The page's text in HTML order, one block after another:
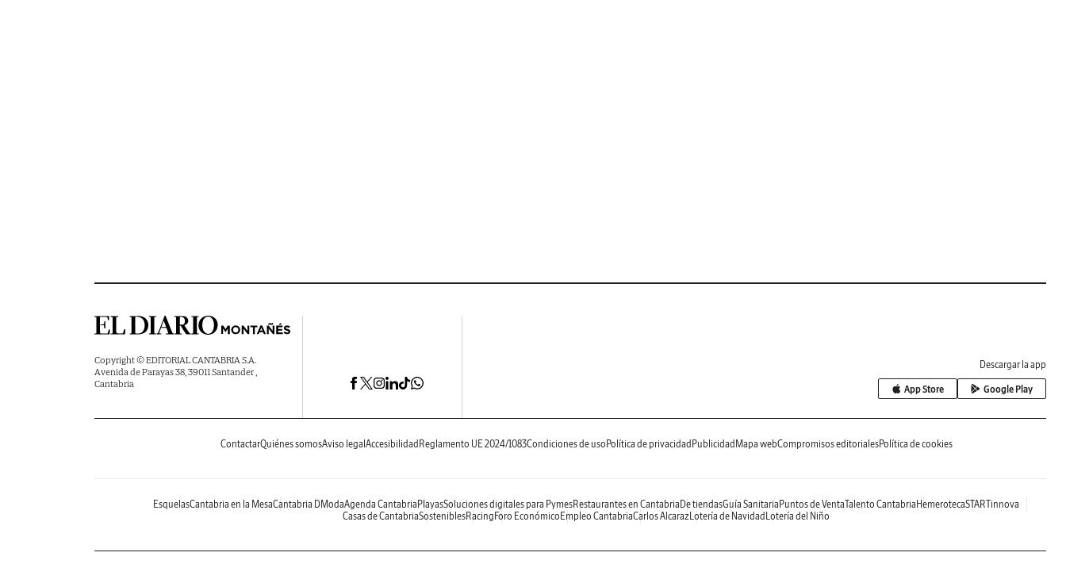
Copyright © EDITORIAL CANTABRIA S.A.
Avenida de Parayas 38, 39011 Santander ,
Cantabria
Descargar la app
App Store Google Play
ContactarQuiénes somosAviso legal Accesibilidad Reglamento UE 2024/1083Condiciones de uso Política de privacidad Publicidad Mapa webCompromisos editorialesPolítica de cookies
EsquelasCantabria en la MesaCantabria DModaAgenda Cantabria PlayasSoluciones digitales para PymesRestaurantes en Cantabria De tiendasGuía Sanitaria Puntos de VentaTalento Cantabria HemerotecaSTARTinnova
Casas de CantabriaSosteniblesRacing Foro Económico Empleo CantabriaCarlos AlcarazLotería de Navidad Lotería del Niño